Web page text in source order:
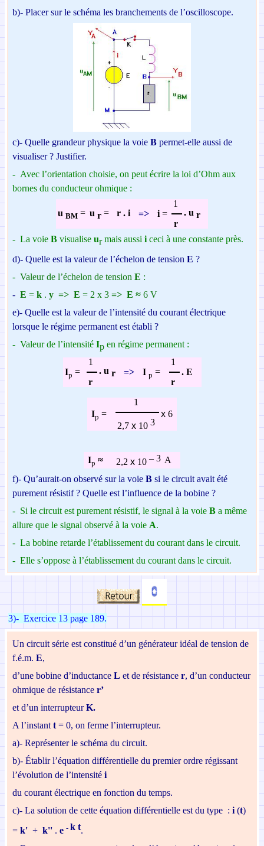
b)- Placer sur le schéma les branchements de l’oscilloscope.
c)- Quelle grandeur physique la voie B permet-elle aussi de
visualiser ? Justifier.
- Avec l’orientation choisie, on peut écrire la loi d’Ohm aux
bornes du conducteur ohmique :
u BM = u r = r . i => i =
1
r
. u r
- La voie B visualise urmais aussi i ceci à une constante près.
d)- Quelle est la valeur de l’échelon de tension E ?
- Valeur de l’échelon de tension E :
- E = k . y => E = 2 x 3 => E ≈ 6 V
e)- Quelle est la valeur de l’intensité du courant électrique
lorsque le régime permanent est établi ?
- Valeur de l’intensité Ip en régime permanent :
Ip =
1
r
. u r => I p =
1
r
. E
Ip =
1
2,7 x 10 3
x 6
Ip ≈ 2,2 x 10 – 3 A
f)- Qu’aurait-on observé sur la voie B si le circuit avait été
purement résistif ? Quelle est l’influence de la bobine ?
- Si le circuit est purement résistif, le signal à la voie B a même
allure que le signal observé à la voie A.
- La bobine retarde l’établissement du courant dans le circuit.
- Elle s’oppose à l’établissement du courant dans le circuit.
3)- Exercice 13 page 189.
Un circuit série est constitué d’un générateur idéal de tension de
f.é.m. E,
d’une bobine d’inductance L et de résistance r, d’un conducteur
ohmique de résistance r’
et d’un interrupteurK.
A l’instant t = 0, on ferme l’interrupteur.
a)- Représenter le schéma du circuit.
b)- Établir l’équation différentielle du premier ordre régissant
l’évolution de l’intensité i
du courant électrique en fonction du temps.
c)- La solution de cette équation différentielle est du type : i (t)
= k' + k'' . e - k t.